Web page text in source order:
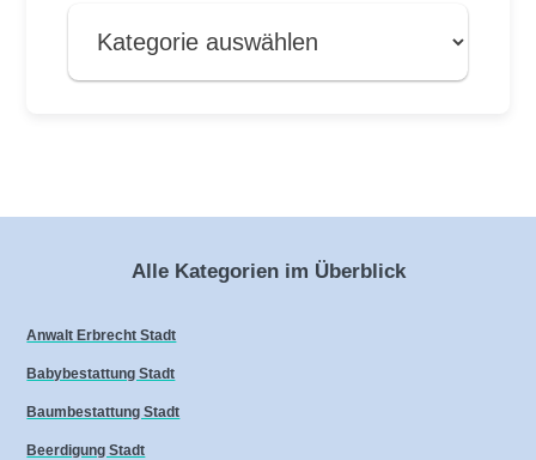
Alle Kategorien im Überblick
Anwalt Erbrecht Stadt
Babybestattung Stadt
Baumbestattung Stadt
Beerdigung Stadt